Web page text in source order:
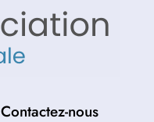
Contactez-nous